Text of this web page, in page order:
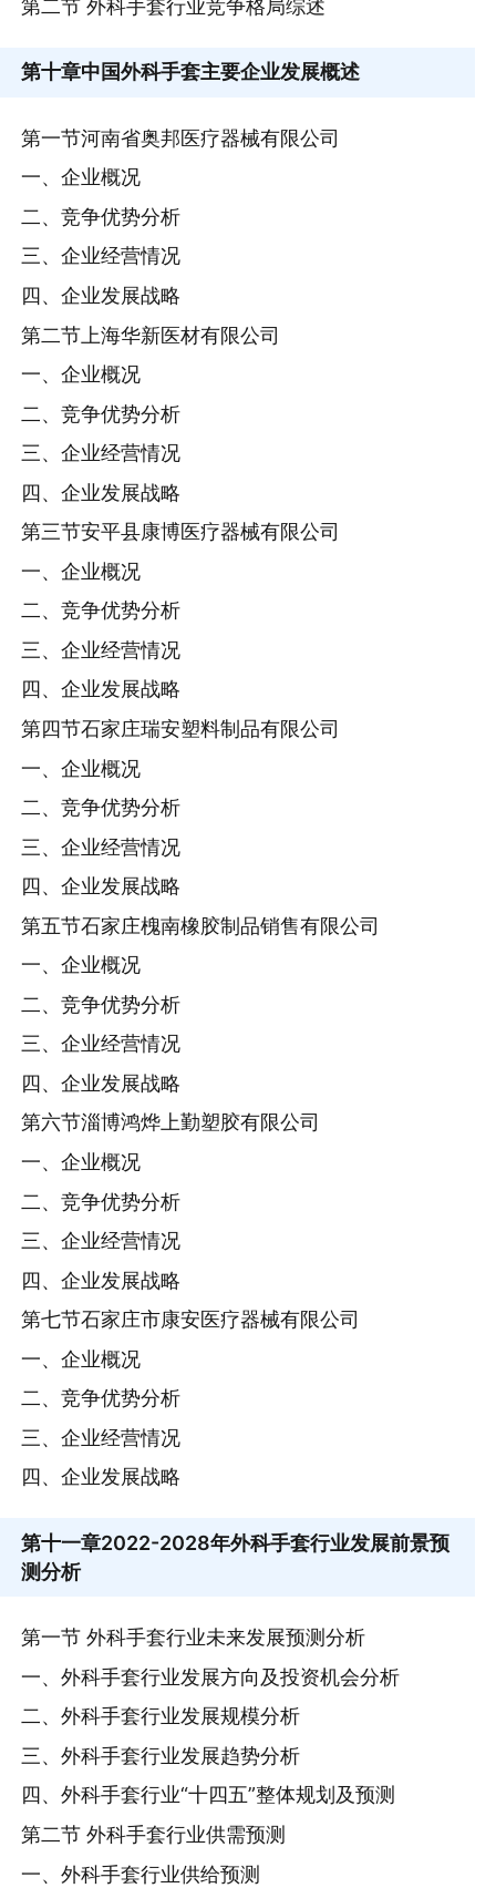
第二节 外科手套行业竞争格局综述
第十章中国外科手套主要企业发展概述
第一节河南省奥邦医疗器械有限公司
一、企业概况
二、竞争优势分析
三、企业经营情况
四、企业发展战略
第二节上海华新医材有限公司
一、企业概况
二、竞争优势分析
三、企业经营情况
四、企业发展战略
第三节安平县康博医疗器械有限公司
一、企业概况
二、竞争优势分析
三、企业经营情况
四、企业发展战略
第四节石家庄瑞安塑料制品有限公司
一、企业概况
二、竞争优势分析
三、企业经营情况
四、企业发展战略
第五节石家庄槐南橡胶制品销售有限公司
一、企业概况
二、竞争优势分析
三、企业经营情况
四、企业发展战略
第六节淄博鸿烨上勤塑胶有限公司
一、企业概况
二、竞争优势分析
三、企业经营情况
四、企业发展战略
第七节石家庄市康安医疗器械有限公司
一、企业概况
二、竞争优势分析
三、企业经营情况
四、企业发展战略
第十一章2022-2028年外科手套行业发展前景预
测分析
第一节 外科手套行业未来发展预测分析
一、外科手套行业发展方向及投资机会分析
二、外科手套行业发展规模分析
三、外科手套行业发展趋势分析
四、外科手套行业“十四五”整体规划及预测
第二节 外科手套行业供需预测
一、外科手套行业供给预测